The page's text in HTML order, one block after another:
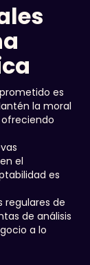
es
la moral
el
es
regulares de
de análisis
a lo